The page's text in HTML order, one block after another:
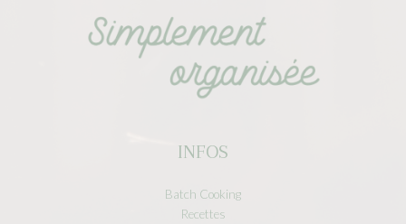
INFOS
Batch Cooking
Recettes